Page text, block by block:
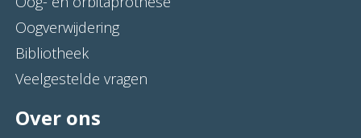
Oogverwijdering
Bibliotheek
Veelgestelde vragen
Over ons